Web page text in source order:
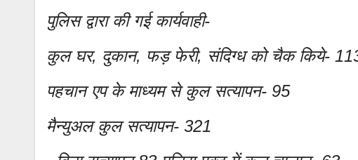
पुलिस द्वारा की गई कार्यवाही-
कुल घर, दुकान, फड़ फेरी, संदिग्ध को चैक किये-
पहचान एप के माध्यम से कुल सत्यापन- 95
मैन्युअल कुल सत्यापन- 321